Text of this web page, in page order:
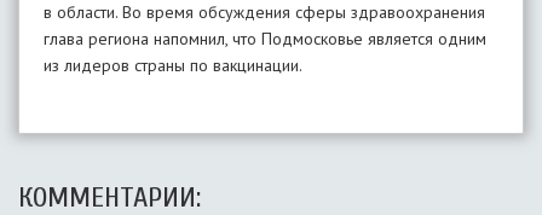
в области. Во время обсуждения сферы здравоохранения
глава региона напомнил, что Подмосковье является одним
из лидеров страны по вакцинации.
КОММЕНТАРИИ: